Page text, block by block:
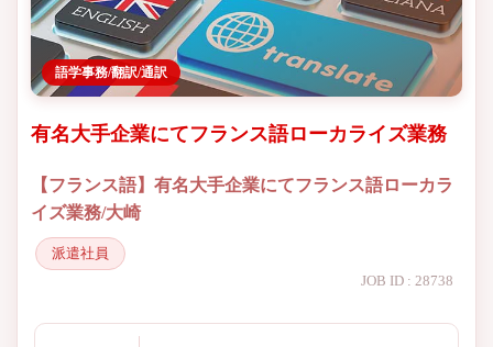
語学事務/翻訳/通訳
有名大手企業にてフランス語ローカライズ業務
【フランス語】有名大手企業にてフランス語ローカラ
イズ業務/大崎
派遣社員
JOB ID : 28738